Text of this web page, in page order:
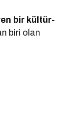
bir kültür-
biri olan